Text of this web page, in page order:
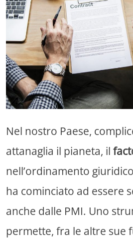
Nel nostro Paese,
attanaglia il pianeta, il
nell’ordinamento
ha cominciato ad essere
anche dalle PMI. Uno
permette, fra le altre sue